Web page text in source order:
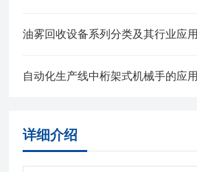
油雾回收设备系列分类及其行业应用
自动化生产线中桁架式机械手的应用
详细介绍